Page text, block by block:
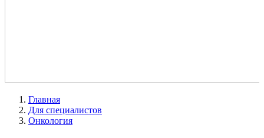
Главная
Для специалистов
Онкология